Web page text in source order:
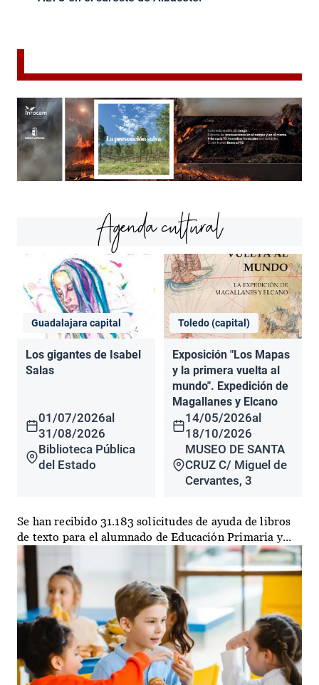
Agenda cultural
Guadalajara capital
Los gigantes de Isabel
Salas
01/07/2026al
31/08/2026
Biblioteca Pública
del Estado
Toledo (capital)
Exposición "Los Mapas
y la primera vuelta al
mundo". Expedición de
Magallanes y Elcano
14/05/2026al
18/10/2026
MUSEO DE SANTA
CRUZ C/ Miguel de
Cervantes, 3
Se han recibido 31.183 solicitudes de ayuda de libros
de texto para el alumnado de Educación Primaria y...